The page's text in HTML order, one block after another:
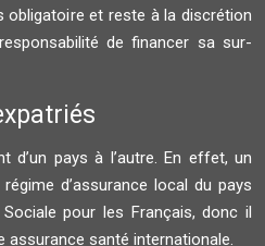
obligatoire et reste à la discrétion
de financer sa sur-
d’un pays à l’autre. En effet, un
d’assurance local du pays
Sociale pour les Français, donc il
assurance santé internationale.